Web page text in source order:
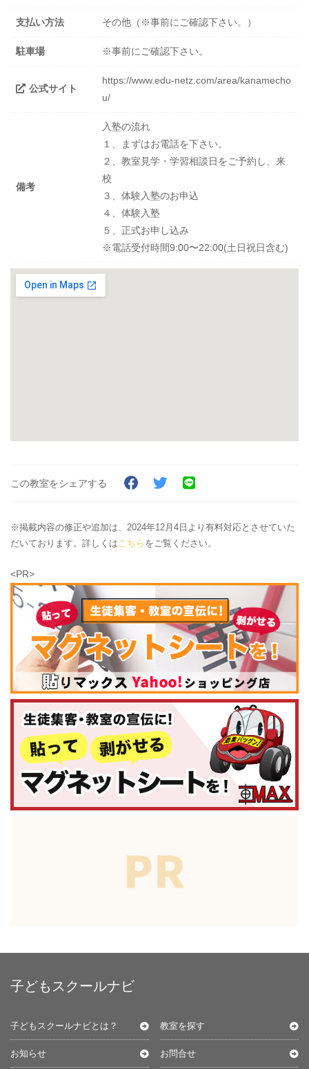
支払い方法 その他（※事前にご確認下さい。）
駐車場 ※事前にご確認下さい。
公式サイト
https://www.edu-netz.com/area/kanamecho
u/
備考
入塾の流れ
１、まずはお電話を下さい。
２、教室見学・学習相談日をご予約し、来
校
３、体験入塾のお申込
４、体験入塾
５、正式お申し込み
※電話受付時間9:00〜22:00(土日祝日含む)
この教室をシェアする
※掲載内容の修正や追加は、2024年12月4日より有料対応とさせていた
だいております。詳しくはこちら をご覧ください。
<PR>
子どもスクールナビ
子どもスクールナビとは？ 教室を探す
お知らせ お問合せ